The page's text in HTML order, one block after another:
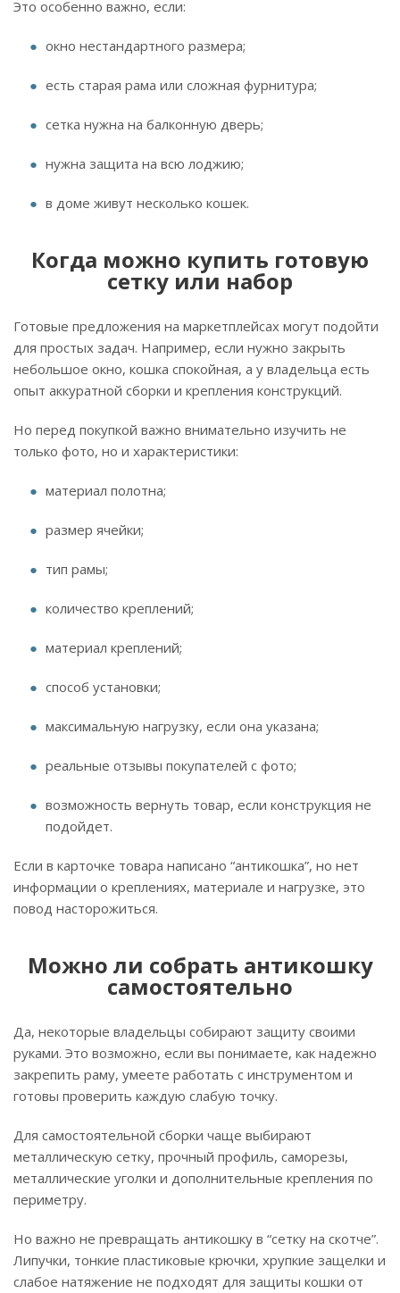
Это особенно важно, если:
окно нестандартного размера;
есть старая рама или сложная фурнитура;
сетка нужна на балконную дверь;
нужна защита на всю лоджию;
в доме живут несколько кошек.
Когда можно купить готовую
сетку или набор
Готовые предложения на маркетплейсах могут подойти
для простых задач. Например, если нужно закрыть
небольшое окно, кошка спокойная, а у владельца есть
опыт аккуратной сборки и крепления конструкций.
Но перед покупкой важно внимательно изучить не
только фото, но и характеристики:
материал полотна;
размер ячейки;
тип рамы;
количество креплений;
материал креплений;
способ установки;
максимальную нагрузку, если она указана;
реальные отзывы покупателей с фото;
возможность вернуть товар, если конструкция не
подойдет.
Если в карточке товара написано “антикошка”, но нет
информации о креплениях, материале и нагрузке, это
повод насторожиться.
Можно ли собрать антикошку
самостоятельно
Да, некоторые владельцы собирают защиту своими
руками. Это возможно, если вы понимаете, как надежно
закрепить раму, умеете работать с инструментом и
готовы проверить каждую слабую точку.
Для самостоятельной сборки чаще выбирают
металлическую сетку, прочный профиль, саморезы,
металлические уголки и дополнительные крепления по
периметру.
Но важно не превращать антикошку в “сетку на скотче”.
Липучки, тонкие пластиковые крючки, хрупкие защелки и
слабое натяжение не подходят для защиты кошки от